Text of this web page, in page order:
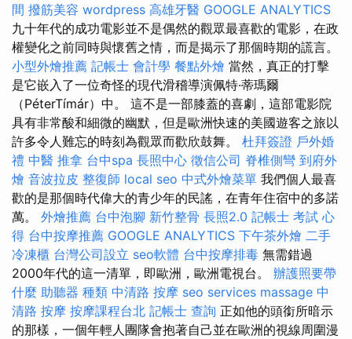
間 撥筋美容 wordpress 高雄牙醫 GOOGLE ANALYTICS
九十年代的成功電影並不是偶然的觀眾最喜歡的電影，在政
權變化之前同時與懷舊之情，而是揭示了那個時期的謊言。
小型外燴推薦 記帳士 會計學 餐點外燴 當然，真正的打擊
是它嵌入了一位奇怪的現代滑稽導演佩特·蒂瑪爾
（PéterTímár）中。 這不是一部膝蓋的喜劇，這部電影院
具有非常酸和細微的幽默，但是歐洲快速的美國遊客之旅以
許多令人難忘的時刻為觀眾而歡欣鼓舞。 杜拜簽證 戶外婚
禮 中醫 推拿 台中spa 長照中心 徵信公司 脊椎側彎 到府外
燴 音波拉皮 整復師 local seo 中式外燴菜單 我們個人最喜
歡的是那個時代偉大的青少年的民謠，在青年住宿中的多諾
萬。 外燴推薦 台中泡腳 新竹整骨 長照2.0 記帳士 考試 心
得 台中按摩推薦 GOOGLE ANALYTICS 下午茶外燴 二手
冷凍櫃 台灣公司設立 seo軟體 台中按摩排毒 無需錯過
2000年代的這一清單，即歐洲，歐洲電視台。 辦護照要帶
什麼 助聽器 種類 中清路 按摩 seo services massage 中
清路 按摩 按摩課程台北 記帳士 查詢 正如他的頭銜所暗示
的那樣，一個年輕人團隊會抱著自己並在歐洲的視線周圍漫